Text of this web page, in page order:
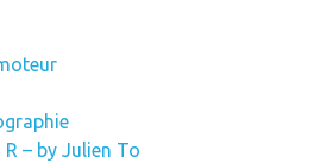
R – by Julien To